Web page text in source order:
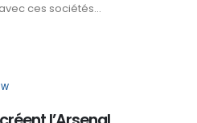
ces sociétés...